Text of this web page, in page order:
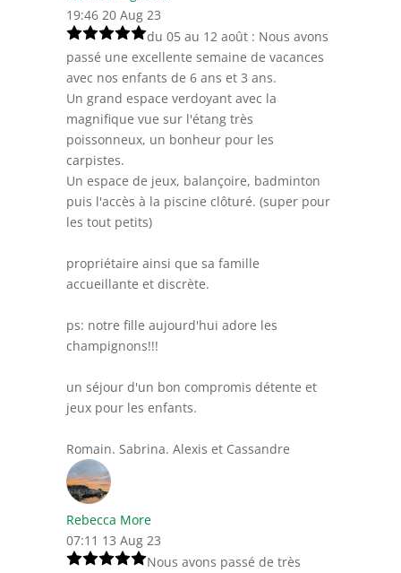
19:46 20 Aug 23
du 05 au 12 août : Nous avons
passé une excellente semaine de vacances
avec nos enfants de 6 ans et 3 ans.
Un grand espace verdoyant avec la
magnifique vue sur l'étang très
poissonneux, un bonheur pour les
carpistes.
Un espace de jeux, balançoire, badminton
puis l'accès à la piscine clôturé. (super pour
les tout petits)
propriétaire ainsi que sa famille
accueillante et discrète.
ps: notre fille aujourd'hui adore les
champignons!!!
un séjour d'un bon compromis détente et
jeux pour les enfants.
Romain. Sabrina. Alexis et Cassandre
Rebecca More
07:11 13 Aug 23
Nous avons passé de très